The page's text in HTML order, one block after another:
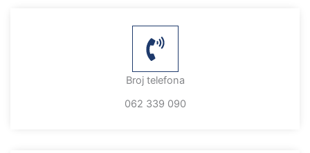
Broj telefona
062 339 090